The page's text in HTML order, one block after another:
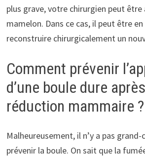
plus grave, votre chirurgien peut
mamelon. Dans ce cas, il peut être
reconstruire chirurgicalement un
Comment prévenir
d’une boule dure
réduction mammaire ?
Malheureusement, il n’y a pas
prévenir la boule. On sait que la